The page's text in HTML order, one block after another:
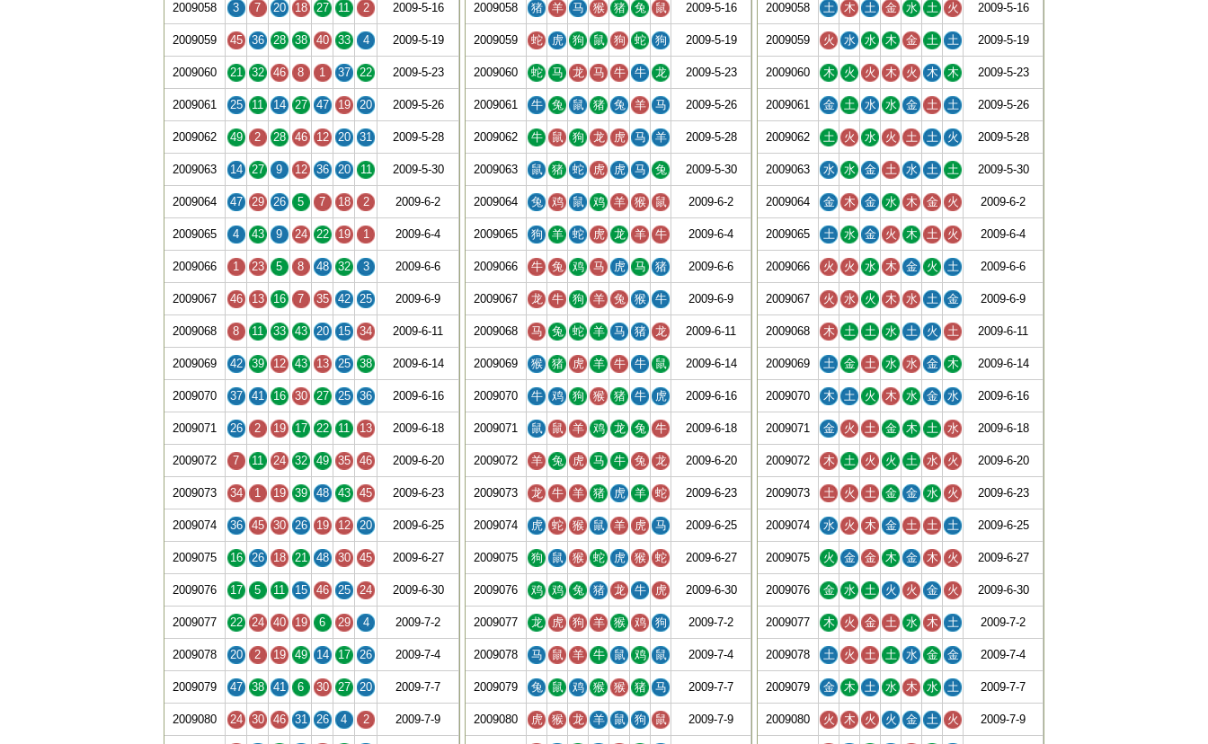
2009058 3 7 20 18 27 11 2 2009-5-16
2009059 45 36 28 38 40 33 4 2009-5-19
2009060 21 32 46 8 1 37 22 2009-5-23
2009061 25 11 14 27 47 19 20 2009-5-26
2009062 49 2 28 46 12 20 31 2009-5-28
2009063 14 27 9 12 36 20 11 2009-5-30
2009064 47 29 26 5 7 18 2 2009-6-2
2009065 4 43 9 24 22 19 1 2009-6-4
2009066 1 23 5 8 48 32 3 2009-6-6
2009067 46 13 16 7 35 42 25 2009-6-9
2009068 8 11 33 43 20 15 34 2009-6-11
2009069 42 39 12 43 13 25 38 2009-6-14
2009070 37 41 16 30 27 25 36 2009-6-16
2009071 26 2 19 17 22 11 13 2009-6-18
2009072 7 11 24 32 49 35 46 2009-6-20
2009073 34 1 19 39 48 43 45 2009-6-23
2009074 36 45 30 26 19 12 20 2009-6-25
2009075 16 26 18 21 48 30 45 2009-6-27
2009076 17 5 11 15 46 25 24 2009-6-30
2009077 22 24 40 19 6 29 4 2009-7-2
2009078 20 2 19 49 14 17 26 2009-7-4
2009079 47 38 41 6 30 27 20 2009-7-7
2009080 24 30 46 31 26 4 2 2009-7-9
2009058 猪 羊 马 猴 猪 兔 鼠 2009-5-16
2009059 蛇 虎 狗 鼠 狗 蛇 狗 2009-5-19
2009060 蛇 马 龙 马 牛 牛 龙 2009-5-23
2009061 牛 兔 鼠 猪 兔 羊 马 2009-5-26
2009062 牛 鼠 狗 龙 虎 马 羊 2009-5-28
2009063 鼠 猪 蛇 虎 虎 马 兔 2009-5-30
2009064 兔 鸡 鼠 鸡 羊 猴 鼠 2009-6-2
2009065 狗 羊 蛇 虎 龙 羊 牛 2009-6-4
2009066 牛 兔 鸡 马 虎 马 猪 2009-6-6
2009067 龙 牛 狗 羊 兔 猴 牛 2009-6-9
2009068 马 兔 蛇 羊 马 猪 龙 2009-6-11
2009069 猴 猪 虎 羊 牛 牛 鼠 2009-6-14
2009070 牛 鸡 狗 猴 猪 牛 虎 2009-6-16
2009071 鼠 鼠 羊 鸡 龙 兔 牛 2009-6-18
2009072 羊 兔 虎 马 牛 兔 龙 2009-6-20
2009073 龙 牛 羊 猪 虎 羊 蛇 2009-6-23
2009074 虎 蛇 猴 鼠 羊 虎 马 2009-6-25
2009075 狗 鼠 猴 蛇 虎 猴 蛇 2009-6-27
2009076 鸡 鸡 兔 猪 龙 牛 虎 2009-6-30
2009077 龙 虎 狗 羊 猴 鸡 狗 2009-7-2
2009078 马 鼠 羊 牛 鼠 鸡 鼠 2009-7-4
2009079 兔 鼠 鸡 猴 猴 猪 马 2009-7-7
2009080 虎 猴 龙 羊 鼠 狗 鼠 2009-7-9
2009058 土 木 土 金 水 土 火 2009-5-16
2009059 火 水 水 木 金 土 土 2009-5-19
2009060 木 火 火 木 火 木 木 2009-5-23
2009061 金 土 水 水 金 土 土 2009-5-26
2009062 土 火 水 火 土 土 火 2009-5-28
2009063 水 水 金 土 水 土 土 2009-5-30
2009064 金 木 金 水 木 金 火 2009-6-2
2009065 土 水 金 火 木 土 火 2009-6-4
2009066 火 火 水 木 金 火 土 2009-6-6
2009067 火 水 火 木 水 土 金 2009-6-9
2009068 木 土 土 水 土 火 土 2009-6-11
2009069 土 金 土 水 水 金 木 2009-6-14
2009070 木 土 火 木 水 金 水 2009-6-16
2009071 金 火 土 金 木 土 水 2009-6-18
2009072 木 土 火 火 土 水 火 2009-6-20
2009073 土 火 土 金 金 水 火 2009-6-23
2009074 水 火 木 金 土 土 土 2009-6-25
2009075 火 金 金 木 金 木 火 2009-6-27
2009076 金 水 土 火 火 金 火 2009-6-30
2009077 木 火 金 土 水 木 土 2009-7-2
2009078 土 火 土 土 水 金 金 2009-7-4
2009079 金 木 土 水 木 水 土 2009-7-7
2009080 火 木 火 火 金 土 火 2009-7-9